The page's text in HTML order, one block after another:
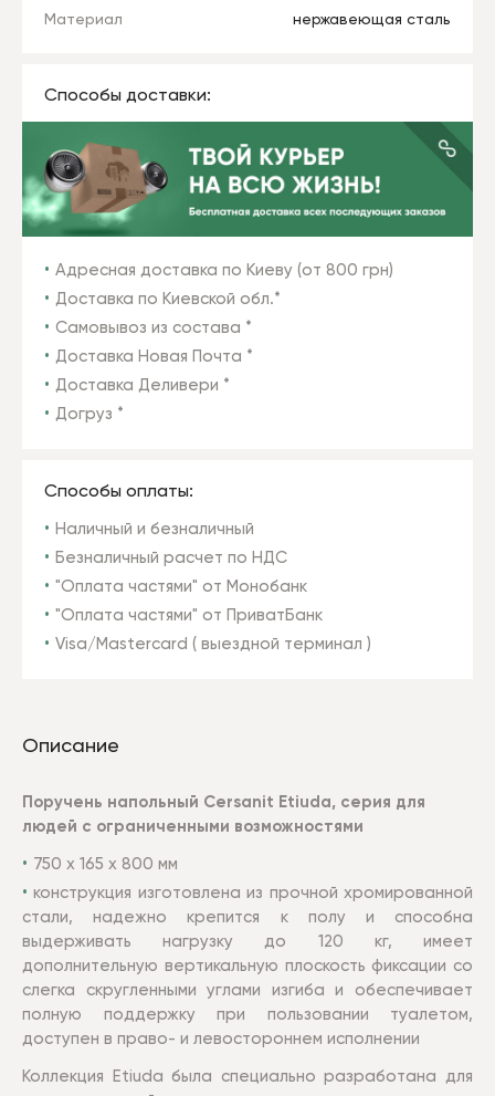
Материал нержавеющая сталь
Способы доставки:
Адресная доставка по Киеву (от 800 грн)
Доставка по Киевской обл.*
Самовывоз из состава *
Доставка Новая Почта *
Доставка Деливери *
Догруз *
Способы оплаты:
Наличный и безналичный
Безналичный расчет по НДС
"Оплата частями" от Монобанк
"Оплата частями" от ПриватБанк
Visa/Mastercard ( выездной терминал )
Описание
Поручень напольный Cersanit Etiuda, серия для
людей с ограниченными возможностями
750 х 165 х 800 мм
конструкция изготовлена из прочной хромированной
стали, надежно крепится к полу и способна
выдерживать нагрузку до 120 кг, имеет
дополнительную вертикальную плоскость фиксации со
слегка скругленными углами изгиба и обеспечивает
полную поддержку при пользовании туалетом,
доступен в право- и левостороннем исполнении
Коллекция Etiuda была специально разработана для